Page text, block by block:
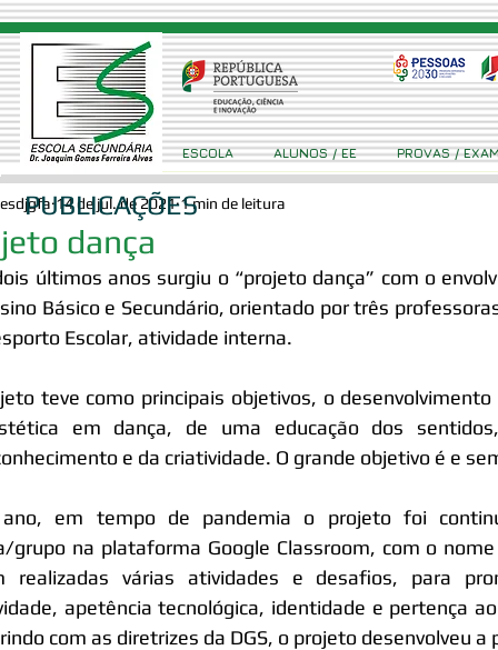
dança
esdjgfa 14 de jul. de 2021 1 min de leitura
últimos anos surgiu o “projeto dança” com o
Básico e Secundário, orientado por três
Escolar, atividade interna.
teve como principais objetivos, o
em dança, de uma educação dos
e da criatividade. O grande objetivo é e
em tempo de pandemia o projeto foi
grupo na plataforma Google Classroom, com o
realizadas várias atividades e desafios, para
apetência tecnológica, identidade e pertença
com as diretrizes da DGS, o projeto desenvolveu
PUBLICAÇÕES
ESCOLA ALUNOS / EE PROVAS /